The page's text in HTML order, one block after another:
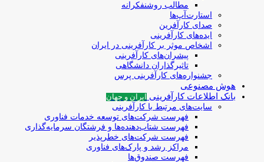
مطالب روشنفکرانه
استارت‌آپ‌ها
صدای کارآفرین
ایده‌های کارآفرینی
اشخاص موثر بر کارآفرینی در ایران
پیشران‌های کارآفرینی
تاثیرگذاران دانشگاهی
جشنواره‌های کارآفرینی‌ پرس
هوش مصنوعی
بانک اطلاعات کارآفرینی
ایران و جهان
سایت‌های مرتبط با کارآفرینی
فهرست شرکت‌های‌‌ توسعه‌ خدمات فناوری
فهرست شتاب‌دهنده‌ها‌ و فرشتگان‌ سرمایه‌گذاری
فهرست شرکت‌های خطرپذیر
مراکز رشد و پارک‌های فناوری
فهرست صندوق‌ها